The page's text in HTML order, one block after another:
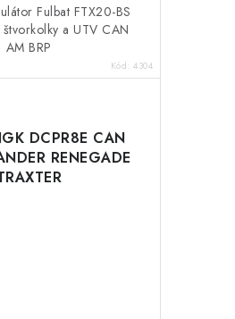
Fulbat FTX20-BS
štvorkolky a UTV CAN
AM BRP
Kód: 4304
DCPR8E CAN
RENEGADE